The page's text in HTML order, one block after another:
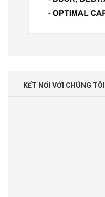
KẾT NỐI VỚI CHÚNG TÔI